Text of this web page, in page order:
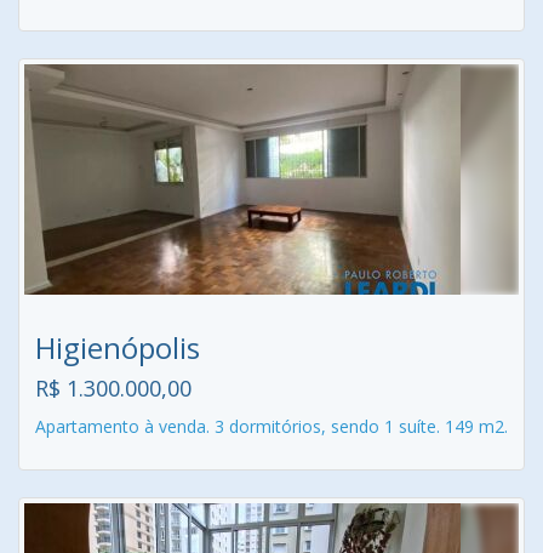
Higienópolis
R$ 1.300.000,00
Apartamento à venda. 3 dormitórios, sendo 1 suíte. 149 m2.